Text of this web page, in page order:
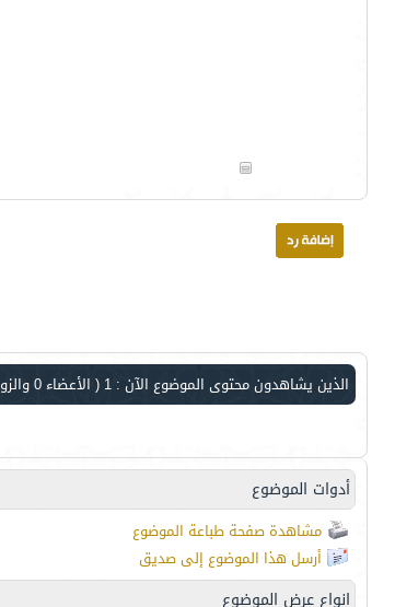
الذين يشاهدون محتوى الموضوع الآن : 1 ( الأعضاء 0 والزوار 1)
أدوات الموضوع
مشاهدة صفحة طباعة الموضوع
أرسل هذا الموضوع إلى صديق
انواع عرض الموضوع